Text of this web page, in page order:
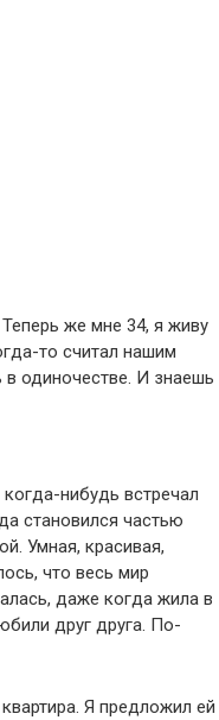
же мне 34, я живу
то считал нашим
одиночестве. И знаешь
нибудь встречал
становился частью
Умная, красивая,
что весь мир
даже когда жила в
друг друга. По-
Я предложил ей